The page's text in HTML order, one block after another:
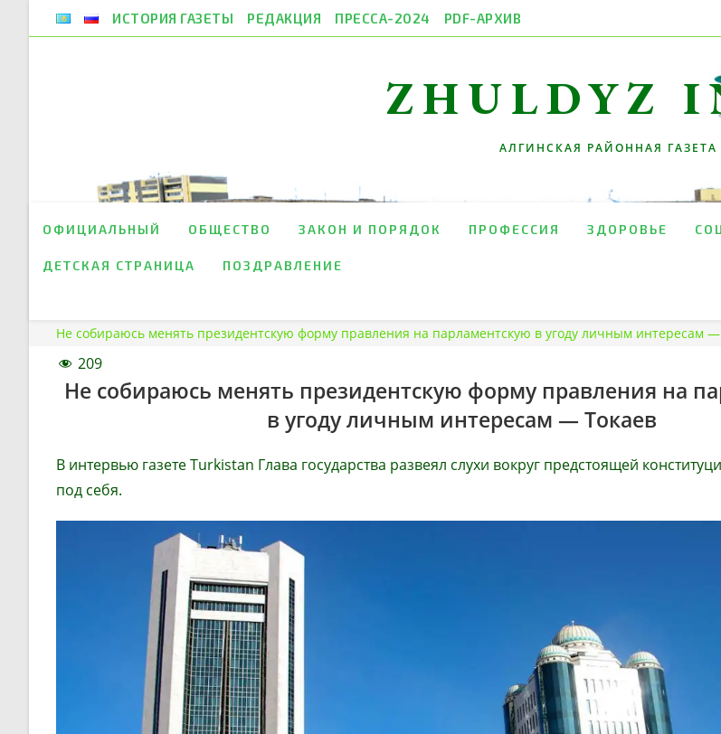
ИСТОРИЯ ГАЗЕТЫ РЕДАКЦИЯ ПРЕССА-2024 PDF-АРХИВ
ZHULDYZ
АЛГИНСКАЯ РАЙОННАЯ ГАЗЕТА
ОФИЦИАЛЬНЫЙ ОБЩЕСТВО ЗАКОН И ПОРЯДОК ПРОФЕССИЯ ЗДОРОВЬЕ
ДЕТСКАЯ СТРАНИЦА ПОЗДРАВЛЕНИЕ
Не собираюсь менять президентскую форму правления на парламентскую в угоду личным интересам —
209
Не собираюсь менять президентскую форму правления на
в угоду личным интересам — Токаев
В интервью газете Turkistan Глава государства развеял слухи вокруг предстоящей
под себя.